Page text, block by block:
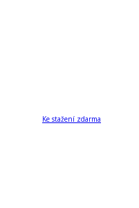
Ke stažení zdarma